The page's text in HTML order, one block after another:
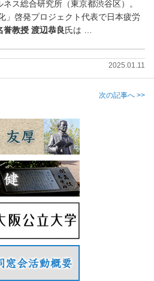
ス総合研究所（東京都渋谷区）。
啓発プロジェクト代表で日本疲労
誉教授 渡辺恭良氏は …
2025.01.11
次の記事へ >>